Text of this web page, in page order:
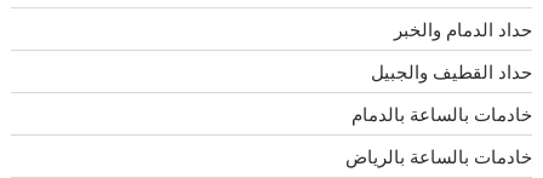
حداد الدمام والخبر
حداد القطيف والجبيل
خادمات بالساعة بالدمام
خادمات بالساعة بالرياض